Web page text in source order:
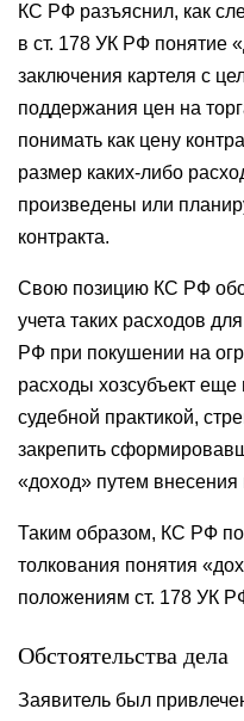
КС РФ разъяснил, как
в ст. 178 УК РФ понятие
заключения картеля с
поддержания цен на
понимать как цену
размер каких-либо
произведены или
контракта.
Свою позицию КС РФ
учета таких расходов
РФ при покушении на
расходы хозсубъект
судебной практикой,
закрепить
«доход» путем внесения
Таким образом, КС РФ
толкования понятия
положениям ст. 178 УК
Обстоятельства дела
Заявитель был